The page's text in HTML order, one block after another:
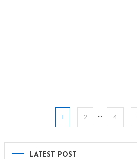
Pagination
des
1 2 … 4
LATEST POST